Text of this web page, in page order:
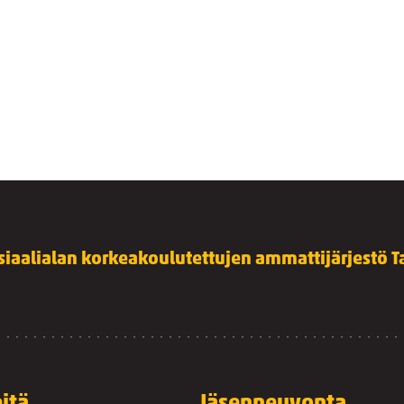
korkeakoulutettujen ammattijärjestö